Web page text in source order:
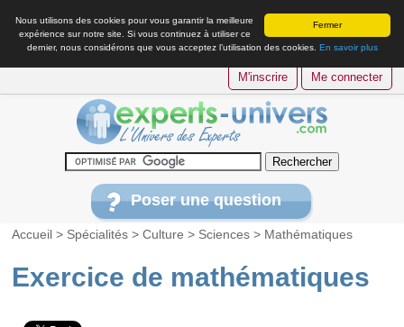
Fermer
Nous utilisons des cookies pour vous garantir la meilleure
expérience sur notre site. Si vous continuez à utiliser ce
dernier, nous considérons que vous acceptez l’utilisation des cookies. En savoir plus
M'inscrire Me connecter
Poser une question
Accueil > Spécialités >Culture > Sciences > Mathématiques
Exercice de mathématiques